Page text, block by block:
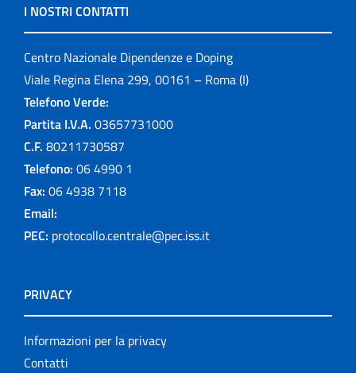
I NOSTRI CONTATTI
Centro Nazionale Dipendenze e Doping
Viale Regina Elena 299, 00161 – Roma (I)
Telefono Verde:
Partita I.V.A. 03657731000
C.F. 80211730587
Telefono: 06 4990 1
Fax: 06 4938 7118
Email:
PEC: protocollo.centrale@pec.iss.it
PRIVACY
Informazioni per la privacy
Contatti